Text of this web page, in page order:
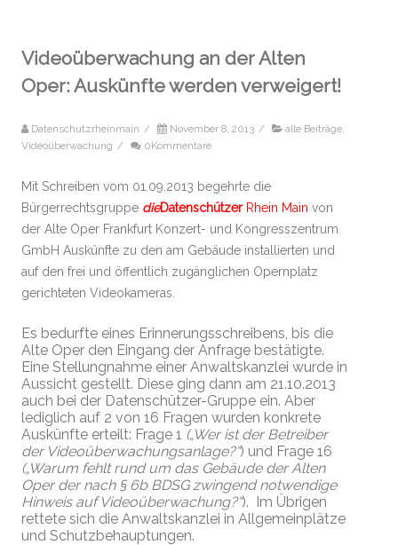
Videoüberwachung an der Alten
Oper: Auskünfte werden verweigert!
Datenschutzrheinmain / November 8, 2013 / alle Beiträge
Videoüberwachung / 0Kommentare
Mit Schreiben vom 01.09.2013 begehrte die
Bürgerrechtsgruppe dieDatenschützerRhein Main von
der Alte Oper Frankfurt Konzert- und Kongresszentrum
GmbH Auskünfte zu den am Gebäude installierten und
auf den frei und öffentlich zugänglichen Opernplatz
gerichteten Videokameras.
Es bedurfte eines Erinnerungsschreibens, bis die
Alte Oper den Eingang der Anfrage bestätigte.
Eine Stellungnahme einer Anwaltskanzlei wurde in
Aussicht gestellt. Diese ging dann am 21.10.2013
auch bei der Datenschützer-Gruppe ein. Aber
lediglich auf 2 von 16 Fragen wurden konkrete
Auskünfte erteilt: Frage 1 („Wer ist der Betreiber
der Videoüberwachungsanlage?“) und Frage 16
(„Warum fehlt rund um das Gebäude der Alten
Oper der nach § 6b BDSG zwingend notwendige
Hinweis auf Videoüberwachung?“). Im Übrigen
rettete sich die Anwaltskanzlei in Allgemeinplätze
und Schutzbehauptungen.